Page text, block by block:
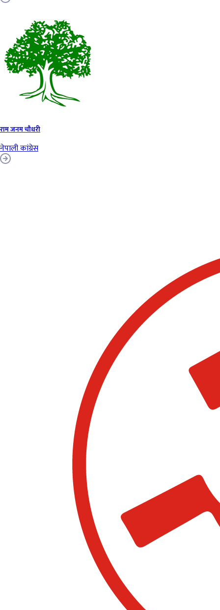
राम जनम चौधरी
नेपाली कांग्रेस